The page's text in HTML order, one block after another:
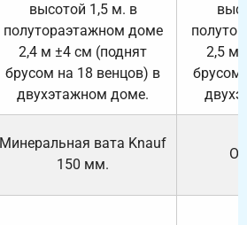
высотой 1,5 м. в
полутораэтажном доме
2,4 м ±4 см (поднят
брусом на 18 венцов) в
двухэтажном доме.
2,5 м
брусом
Минеральная вата Knauf
150 мм.